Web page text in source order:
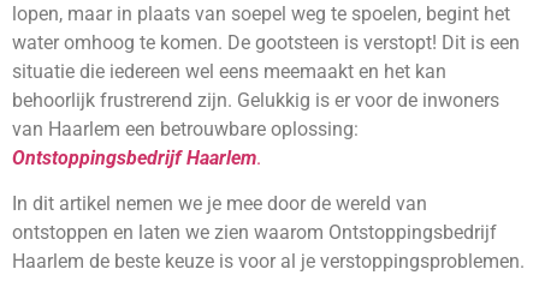
lopen, maar in plaats van soepel weg te spoelen, begint het
water omhoog te komen. De gootsteen is verstopt! Dit is een
situatie die iedereen wel eens meemaakt en het kan
behoorlijk frustrerend zijn. Gelukkig is er voor de inwoners
van Haarlem een betrouwbare oplossing:
Ontstoppingsbedrijf Haarlem.
In dit artikel nemen we je mee door de wereld van
ontstoppen en laten we zien waarom Ontstoppingsbedrijf
Haarlem de beste keuze is voor al je verstoppingsproblemen.